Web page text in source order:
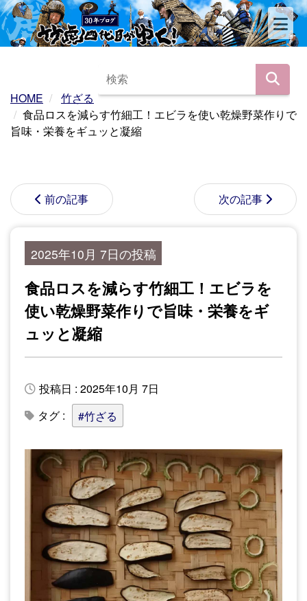
HOME
竹ざる
食品ロスを減らす竹細工！エビラを使い乾燥野菜作りで
旨味・栄養をギュッと凝縮
前の記事 次の記事
2025年10月 7日の投稿
食品ロスを減らす竹細工！エビラを
使い乾燥野菜作りで旨味・栄養をギ
ュッと凝縮
投稿日 : 2025年10月 7日
タグ :
#竹ざる